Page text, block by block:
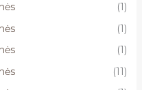
(1)
(1)
(1)
(11)